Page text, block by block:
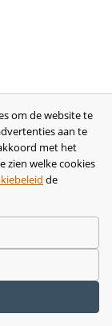
om de website te
aan te
met het
zien welke cookies
de